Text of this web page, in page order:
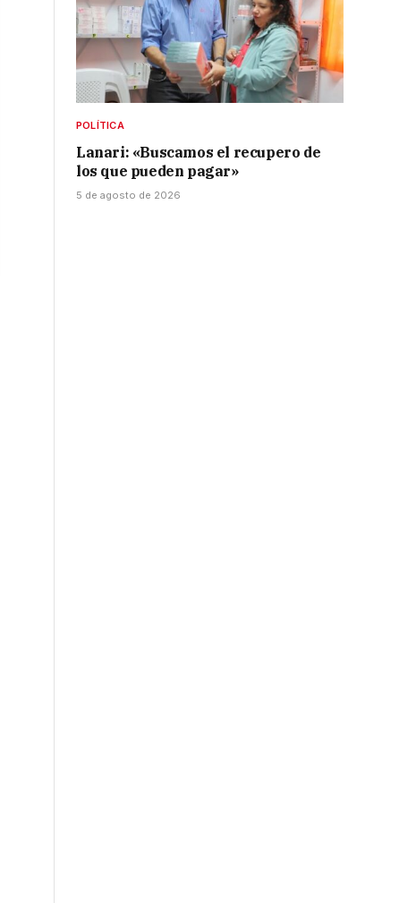
POLÍTICA
Lanari: «Buscamos el recupero de
los que pueden pagar»
5 de agosto de 2026